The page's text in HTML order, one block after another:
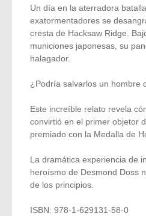
Un día en la aterradora
exatormentadores se
cresta de Hacksaw Ridge.
municiones japonesas, su
halagador.
¿Podría salvarlos un hombre
Este increíble relato revela
convirtió en el primer objetor
premiado con la Medalla de
La dramática experiencia de
heroísmo de Desmond Doss
de los principios.
ISBN: 978-1-629131-58-0